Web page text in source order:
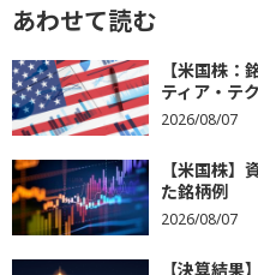
あわせて読む
【米国株
ティア・テ
2026/08/07
【米国株
た銘柄例
2026/08/07
【決算結